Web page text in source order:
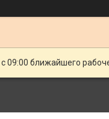
09:00 ближайшего